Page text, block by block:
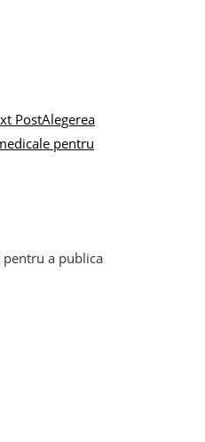
PostAlegerea
pentru
pentru a publica